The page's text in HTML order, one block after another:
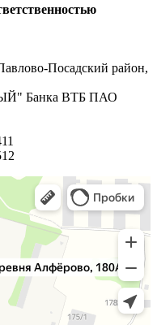
Посадский район,
Банка ВТБ ПАО